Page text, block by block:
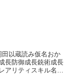
以蔵読み仮名おか
長防御成長銃術成長
アリティスキル名ス